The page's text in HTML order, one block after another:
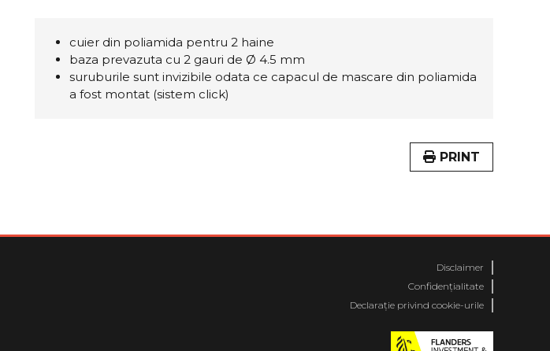
cuier din poliamida pentru 2 haine
baza prevazuta cu 2 gauri de Ø 4.5 mm
suruburile sunt invizibile odata ce capacul de mascare din poliamida
a fost montat (sistem click)
PRINT
Disclaimer
Confidențialitate
Declarație privind cookie-urile